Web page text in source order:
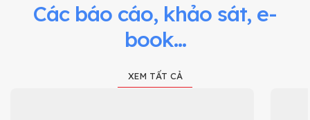
Các báo cáo, khảo sát, e-
book...
XEM TẤT CẢ